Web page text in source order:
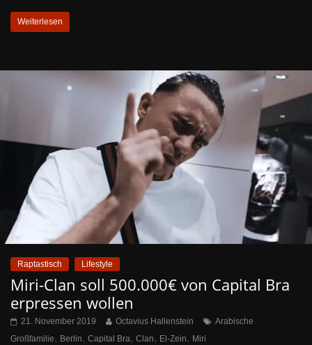
Weiterlesen
Raptastisch Lifestyle
Miri-Clan soll 500.000€ von Capital Bra
erpressen wollen
21. November 2019 Octavius Hallenstein
Arabische
Großfamilie, Berlin, Capital Bra, Clan, El-Zein, Miri